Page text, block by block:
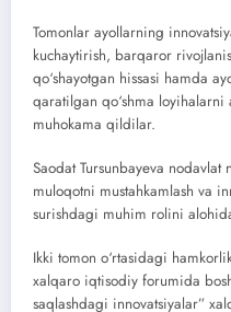
Tomonlar ayollarning
kuchaytirish, barqaror
qo‘shayotgan hissasi hamda
qaratilgan qo‘shma
muhokama qildilar.
Saodat Tursunbayeva
muloqotni mustahkamlash va
surishdagi muhim rolini
Ikki tomon o‘rtasidagi
xalqaro iqtisodiy forumida
saqlashdagi innovatsiyalar”